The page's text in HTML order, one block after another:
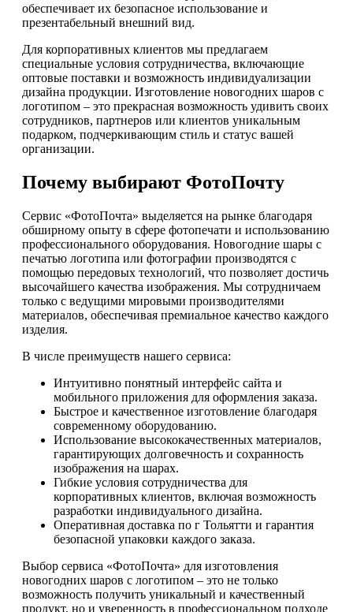
обеспечивает их безопасное использование и
презентабельный внешний вид.
Для корпоративных клиентов мы предлагаем
специальные условия сотрудничества, включающие
оптовые поставки и возможность индивидуализации
дизайна продукции. Изготовление новогодних шаров с
логотипом – это прекрасная возможность удивить своих
сотрудников, партнеров или клиентов уникальным
подарком, подчеркивающим стиль и статус вашей
организации.
Почему выбирают ФотоПочту
Сервис «ФотоПочта» выделяется на рынке благодаря
обширному опыту в сфере фотопечати и использованию
профессионального оборудования. Новогодние шары с
печатью логотипа или фотографии производятся с
помощью передовых технологий, что позволяет достичь
высочайшего качества изображения. Мы сотрудничаем
только с ведущими мировыми производителями
материалов, обеспечивая премиальное качество каждого
изделия.
В числе преимуществ нашего сервиса:
Интуитивно понятный интерфейс сайта и
мобильного приложения для оформления заказа.
Быстрое и качественное изготовление благодаря
современному оборудованию.
Использование высококачественных материалов,
гарантирующих долговечность и сохранность
изображения на шарах.
Гибкие условия сотрудничества для
корпоративных клиентов, включая возможность
разработки индивидуального дизайна.
Оперативная доставка по г Тольятти и гарантия
безопасной упаковки каждого заказа.
Выбор сервиса «ФотоПочта» для изготовления
новогодних шаров с логотипом – это не только
возможность получить уникальный и качественный
продукт, но и уверенность в профессиональном подходе